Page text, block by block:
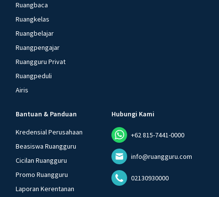
Ruangbaca
Ruangkelas
Ruangbelajar
Ruangpengajar
Ruangguru Privat
Ruangpeduli
Airis
Bantuan & Panduan
Kredensial Perusahaan
Beasiswa Ruangguru
Cicilan Ruangguru
Promo Ruangguru
Laporan Kerentanan
Hubungi Kami
+62 815-7441-0000
info@ruangguru.com
02130930000